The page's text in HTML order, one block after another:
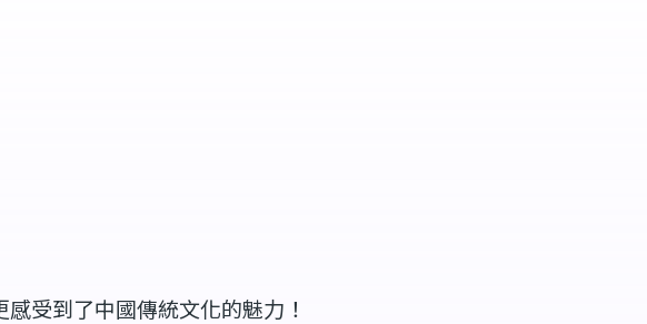
受到了中國傳統文化的魅力！